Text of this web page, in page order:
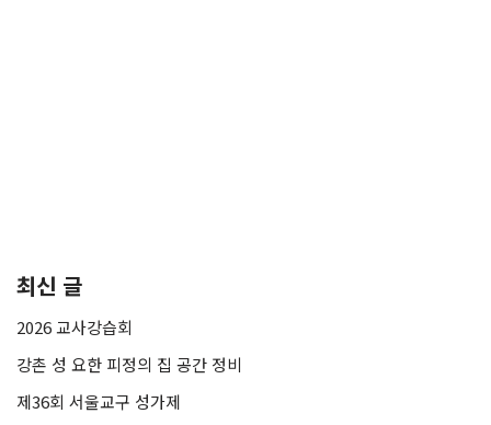
최신 글
2026 교사강습회
강촌 성 요한 피정의 집 공간 정비
제36회 서울교구 성가제